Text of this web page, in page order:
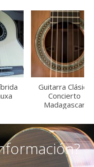
Guitarra Clásica
Concierto
Madagascar